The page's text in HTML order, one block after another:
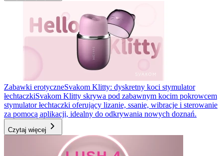
Zabawki erotyczneSvakom Klitty: dyskretny koci stymulator
łechtaczkiSvakom Klitty skrywa pod zabawnym kocim pokrowcem
stymulator łechtaczki oferujący lizanie, ssanie, wibracje i sterowanie
za pomocą aplikacji, idealny do odkrywania nowych doznań.
Czytaj więcej